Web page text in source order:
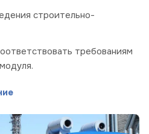
строительно-
требованиям